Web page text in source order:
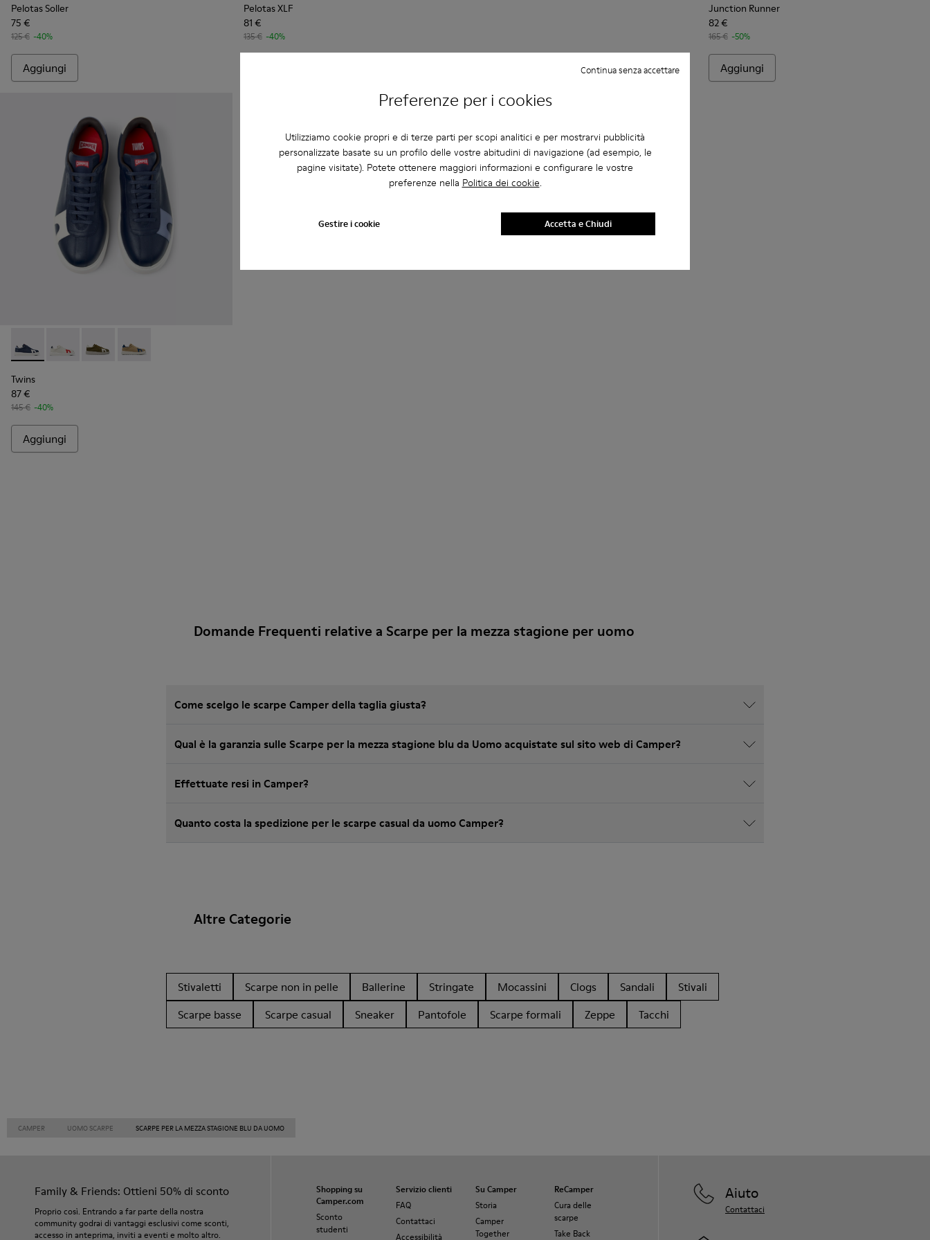
Preferenze per i cookies
Utilizziamo cookie propri e di terze parti per scopi analitici e per mostrarvi pubblicità
personalizzate basate su un profilo delle vostre abitudini di navigazione (ad esempio, le
pagine visitate). Potete ottenere maggiori informazioni e configurare le vostre
preferenze nella Politica dei cookie.
Gestire i cookie
Continua senza accettare
Accetta e Chiudi
Pelotas Soller
75 €
125 € -40%
Aggiungi
Pelotas XLF
81 €
135 € -40%
Junction Runner
82 €
165 € -50%
Aggiungi
Twins - K100743-045 - Sneaker multicolor in pelle da uomo.
Twins - K100743-044
Twins - K100743-011
Twins - K100743-010
Twins
87 €
145 € -40%
Aggiungi
Domande Frequenti relative a Scarpe per la mezza stagione per uomo
Come scelgo le scarpe Camper della taglia giusta?
Qual è la garanzia sulle Scarpe per la mezza stagione blu da Uomo acquistate sul sito web di Camper?
Effettuate resi in Camper?
Quanto costa la spedizione per le scarpe casual da uomo Camper?
Altre Categorie
Stivaletti Scarpe non in pelle Ballerine Stringate Mocassini Clogs Sandali
Stivali
Scarpe basse
Scarpe casual Sneaker Pantofole Scarpe formali Zeppe Tacchi
CAMPER UOMO SCARPE SCARPE PER LA MEZZA STAGIONE BLU DA UOMO
Family & Friends: Ottieni 50% di sconto
Proprio così. Entrando a far parte della nostra
community godrai di vantaggi esclusivi come sconti,
accesso in anteprima, inviti a eventi e molto altro.
Shopping su
Camper.com
Sconto
studenti
Servizio clienti
FAQ
Contattaci
Accessibilità
Su Camper
Storia
Camper
Together
ReCamper
Cura delle
scarpe
Take Back
Aiuto
Contattaci